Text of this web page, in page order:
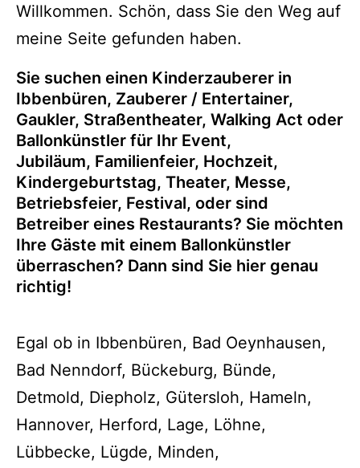
Willkommen. Schön, dass Sie den Weg auf
meine Seite gefunden haben.
Sie suchen einen Kinderzauberer in
Ibbenbüren, Zauberer / Entertainer,
Gaukler, Straßentheater, Walking Act oder
Ballonkünstler für Ihr Event,
Jubiläum, Familienfeier, Hochzeit,
Kindergeburtstag, Theater, Messe,
Betriebsfeier, Festival, oder sind
Betreiber eines Restaurants? Sie möchten
Ihre Gäste mit einem Ballonkünstler
überraschen? Dann sind Sie hier genau
richtig!
Egal ob in Ibbenbüren, Bad Oeynhausen,
Bad Nenndorf, Bückeburg, Bünde,
Detmold, Diepholz, Gütersloh, Hameln,
Hannover, Herford, Lage, Löhne,
Lübbecke, Lügde, Minden,